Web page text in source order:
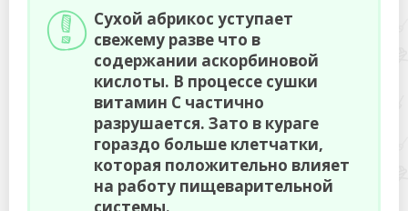
Сухой абрикос уступает
свежему разве что в
содержании аскорбиновой
кислоты. В процессе сушки
витамин С частично
разрушается. Зато в кураге
гораздо больше клетчатки,
которая положительно влияет
на работу пищеварительной
системы.